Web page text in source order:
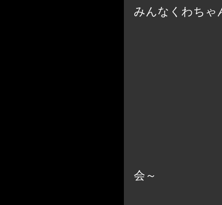
みんなくわち
会～